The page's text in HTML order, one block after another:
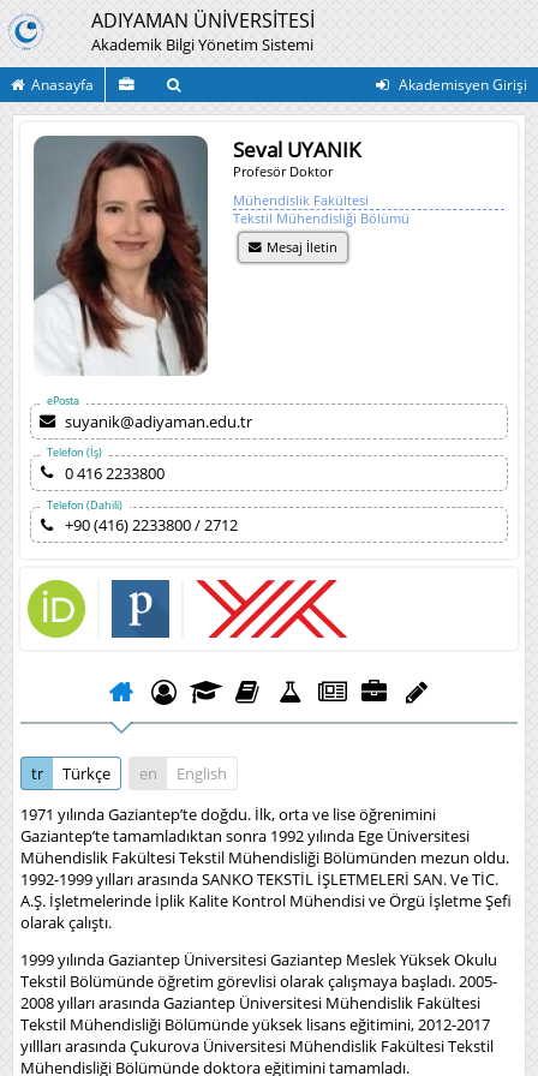
ADIYAMAN ÜNİVERSİTESİ
Akademik Bilgi Yönetim Sistemi
Anasayfa Akademisyen Girişi
Seval UYANIK
Profesör Doktor
Mühendislik Fakültesi
Tekstil Mühendisliği Bölümü
Mesaj İletin
ePosta
suyanik@adiyaman.edu.tr
Telefon (İş)
0 416 2233800
Telefon (Dahili)
+90 (416) 2233800 / 2712
tr Türkçe en
English
1971 yılında Gaziantep’te doğdu. İlk, orta ve lise öğrenimini
Gaziantep’te tamamladıktan sonra 1992 yılında Ege Üniversitesi
Mühendislik Fakültesi Tekstil Mühendisliği Bölümünden mezun oldu.
1992-1999 yılları arasında SANKO TEKSTİL İŞLETMELERİ SAN. Ve TİC.
A.Ş. İşletmelerinde İplik Kalite Kontrol Mühendisi ve Örgü İşletme Şefi
olarak çalıştı.
1999 yılında Gaziantep Üniversitesi Gaziantep Meslek Yüksek Okulu
Tekstil Bölümünde öğretim görevlisi olarak çalışmaya başladı. 2005-
2008 yılları arasında Gaziantep Üniversitesi Mühendislik Fakültesi
Tekstil Mühendisliği Bölümünde yüksek lisans eğitimini, 2012-2017
yıllları arasında Çukurova Üniversitesi Mühendislik Fakültesi Tekstil
Mühendisliği Bölümünde doktora eğitimini tamamladı.